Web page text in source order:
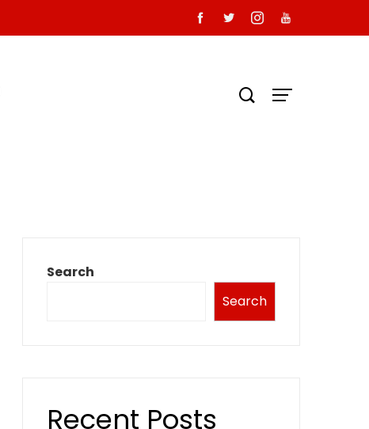
Search
Search
Recent Posts